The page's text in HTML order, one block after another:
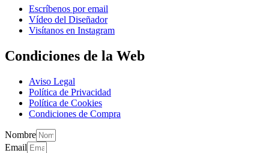
Escríbenos por email
Vídeo del Diseñador
Visítanos en Instagram
Condiciones de la Web
Aviso Legal
Política de Privacidad
Política de Cookies
Condiciones de Compra
Nombre
Email